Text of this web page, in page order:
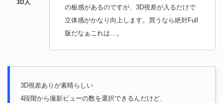
の板感があるのですが、3D視差が入るだけで
立体感がかなり向上します。買うなら絶対Full
版だなぁこれは…。
3D視差ありが素晴らしい
4段階から撮影ビューの数を選択できるんだけど、